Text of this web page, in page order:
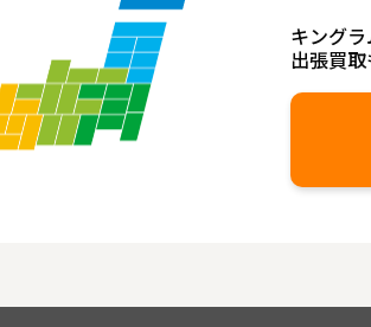
キング
出張買取